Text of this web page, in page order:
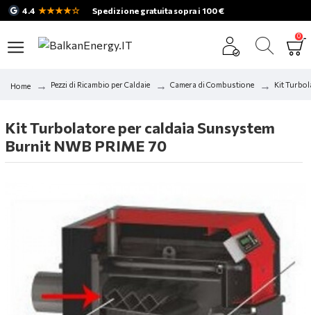
4.4 ★★★★☆ Spedizione gratuita sopra i 100 €
0
Home Pezzi di Ricambio per Caldaie Camera di Combustione Kit
Kit Turbolatore per caldaia Sunsystem
Burnit NWB PRIME 70